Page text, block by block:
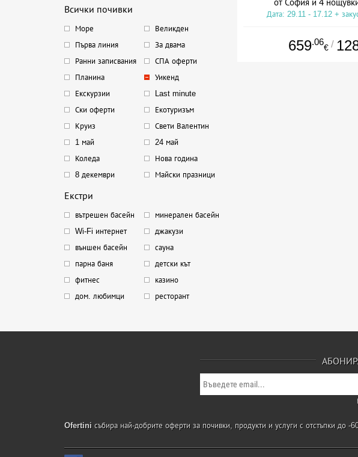
Всички почивки
Море
Великден
Първа линия
За двама
Ранни записвания
СПА оферти
Планина
Уикенд
Екскурзии
Last minute
Ски оферти
Екотуризъм
Круиз
Свети Валентин
1 май
24 май
Коледа
Нова година
8 декември
Майски празници
Екстри
вътрешен басейн
минерален басейн
Wi-Fi интернет
джакузи
външен басейн
сауна
парна баня
детски кът
фитнес
казино
дом. любимци
ресторант
Дата: 29.11 - 17.12 +
659.06
€ /
Ofertini събира най-добрите оферти за почивки, продукти и услуги с отстъпки до